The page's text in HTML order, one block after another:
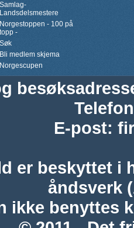
Samlag-
Landsdelsmestere
Norgestoppen - 100 på
topp -
Søk
Bli medlem skjema
Norgescupen
Telefon
E-post:
er beskyttet i
åndsverk
ikke benyttes